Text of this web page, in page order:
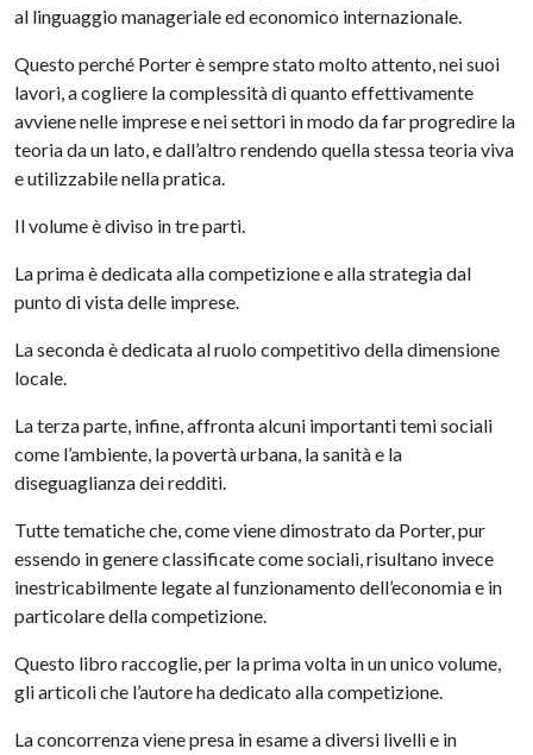
al linguaggio manageriale ed economico internazionale.
Questo perché Porter è sempre stato molto attento, nei suoi
lavori, a cogliere la complessità di quanto effettivamente
avviene nelle imprese e nei settori in modo da far progredire la
teoria da un lato, e dall’altro rendendo quella stessa teoria viva
e utilizzabile nella pratica.
Il volume è diviso in tre parti.
La prima è dedicata alla competizione e alla strategia dal
punto di vista delle imprese.
La seconda è dedicata al ruolo competitivo della dimensione
locale.
La terza parte, infine, affronta alcuni importanti temi sociali
come l’ambiente, la povertà urbana, la sanità e la
diseguaglianza dei redditi.
Tutte tematiche che, come viene dimostrato da Porter, pur
essendo in genere classificate come sociali, risultano invece
inestricabilmente legate al funzionamento dell’economia e in
particolare della competizione.
Questo libro raccoglie, per la prima volta in un unico volume,
gli articoli che l’autore ha dedicato alla competizione.
La concorrenza viene presa in esame a diversi livelli e in